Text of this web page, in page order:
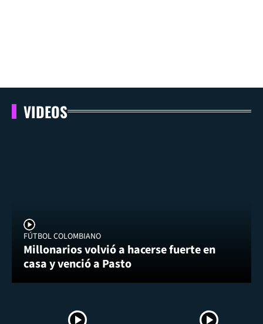
VIDEOS
FÚTBOL COLOMBIANO
Millonarios volvió a hacerse fuerte en
casa y venció a Pasto